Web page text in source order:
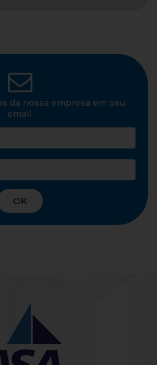
da nossa empresa em seu
email.
OK